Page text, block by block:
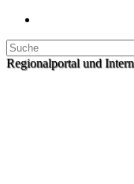
Regionalportal und